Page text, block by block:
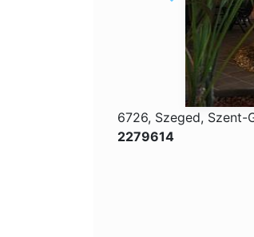
6726, Szeged, Szent-
2279614